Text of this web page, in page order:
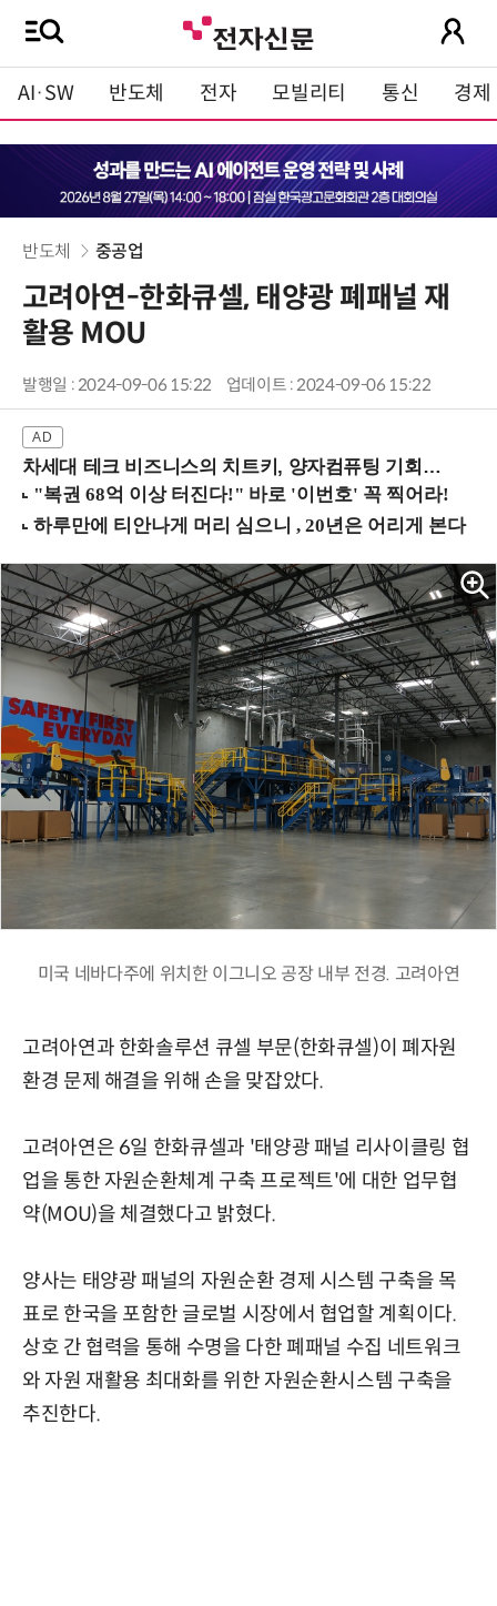
AI·SW 반도체 전자 모빌리티 통신 경제
반도체 중공업
고려아연-한화큐셀, 태양광 폐패널 재
활용 MOU
발행일 : 2024-09-06 15:22 업데이트 : 2024-09-06 15:22
차세대 테크 비즈니스의 치트키, 양자컴퓨팅 기회를 선점하라! (8/28 강남역)
미국 네바다주에 위치한 이그니오 공장 내부 전경. 고려아연
고려아연과 한화솔루션 큐셀 부문(한화큐셀)이 폐자원
환경 문제 해결을 위해 손을 맞잡았다.
고려아연은 6일 한화큐셀과 '태양광 패널 리사이클링 협
업을 통한 자원순환체계 구축 프로젝트'에 대한 업무협
약(MOU)을 체결했다고 밝혔다.
양사는 태양광 패널의 자원순환 경제 시스템 구축을 목
표로 한국을 포함한 글로벌 시장에서 협업할 계획이다.
상호 간 협력을 통해 수명을 다한 폐패널 수집 네트워크
와 자원 재활용 최대화를 위한 자원순환시스템 구축을
추진한다.